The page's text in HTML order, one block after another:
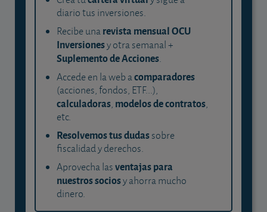
diario tus inversiones.
Recibe unarevista mensual OCU
Inversionesy otra semanal +
Suplemento de Acciones.
Accede en la web acomparadores
(acciones, fondos, ETF...),
calculadoras, modelos de contratos,
etc.
Resolvemos tus dudassobre
fiscalidad y derechos.
Aprovecha lasventajas para
nuestros sociosy ahorra mucho
dinero.